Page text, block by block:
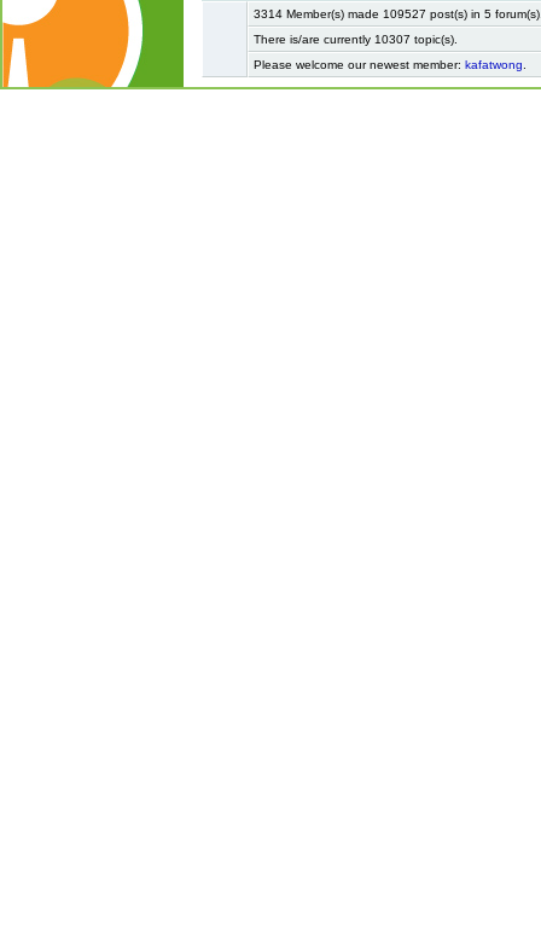
3314 Member(s) made 109527 post(s) in 5
There is/are currently 10307 topic(s).
Please welcome our newest member: kafatwong